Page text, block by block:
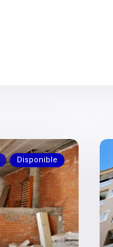
Disponible